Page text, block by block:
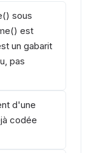
sous
est
un gabarit
pas
d'une
codée